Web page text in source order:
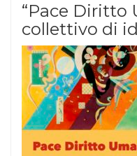
“Pace Diritto
collettivo di